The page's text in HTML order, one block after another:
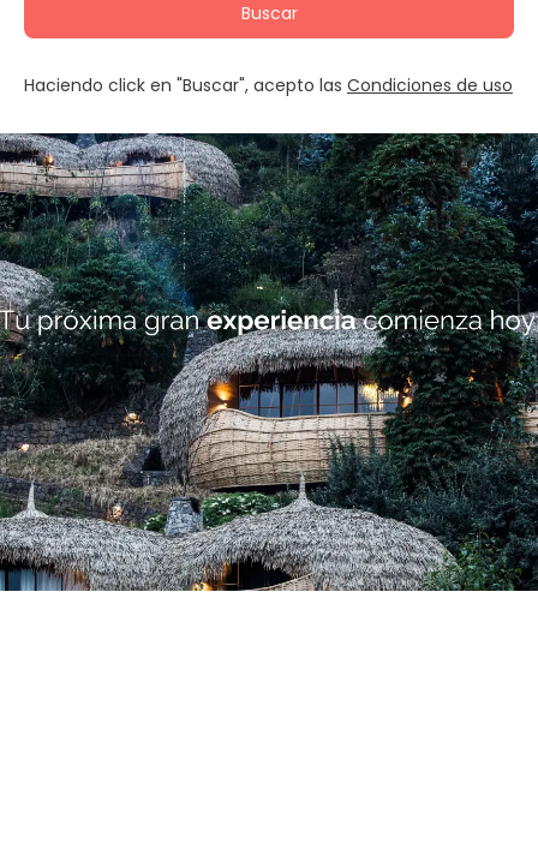
Buscar
Haciendo click en "Buscar", acepto las Condiciones de uso